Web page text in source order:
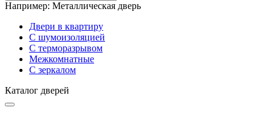
Например: Металлическая дверь
Двери в квартиру
С шумоизоляцией
С терморазрывом
Межкомнатные
С зеркалом
Каталог дверей